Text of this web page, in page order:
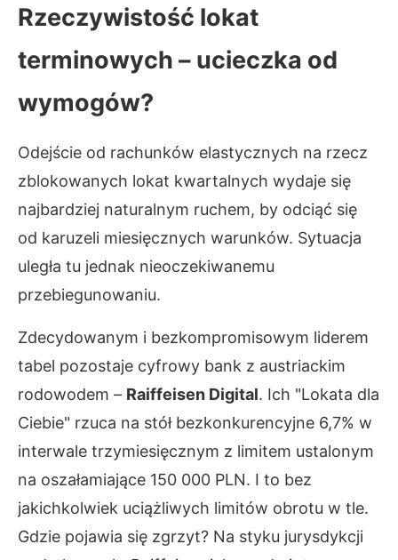
Rzeczywistość lokat
terminowych – ucieczka od
wymogów?
Odejście od rachunków elastycznych na rzecz
zblokowanych lokat kwartalnych wydaje się
najbardziej naturalnym ruchem, by odciąć się
od karuzeli miesięcznych warunków. Sytuacja
uległa tu jednak nieoczekiwanemu
przebiegunowaniu.
Zdecydowanym i bezkompromisowym liderem
tabel pozostaje cyfrowy bank z austriackim
rodowodem – Raiffeisen Digital. Ich "Lokata dla
Ciebie" rzuca na stół bezkonkurencyjne 6,7% w
interwale trzymiesięcznym z limitem ustalonym
na oszałamiające 150 000 PLN. I to bez
jakichkolwiek uciążliwych limitów obrotu w tle.
Gdzie pojawia się zgrzyt? Na styku jurysdykcji